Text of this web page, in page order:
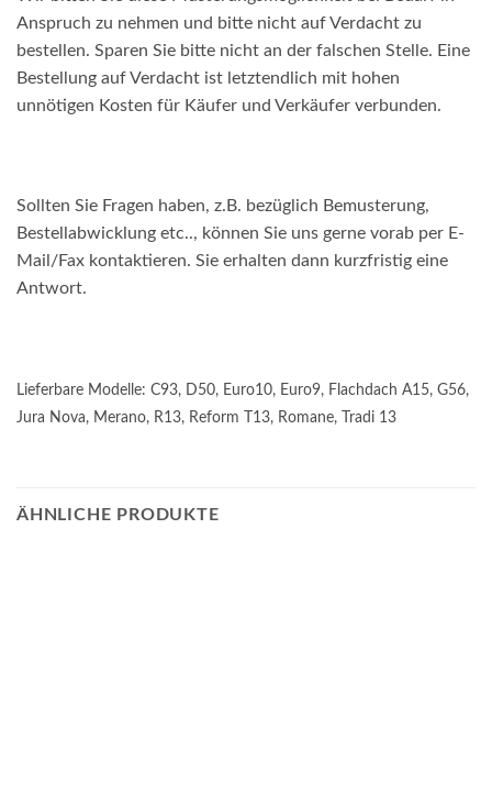
Anspruch zu nehmen und bitte nicht auf Verdacht zu
bestellen. Sparen Sie bitte nicht an der falschen Stelle. Eine
Bestellung auf Verdacht ist letztendlich mit hohen
unnötigen Kosten für Käufer und Verkäufer verbunden.
Sollten Sie Fragen haben, z.B. bezüglich Bemusterung,
Bestellabwicklung etc.., können Sie uns gerne vorab per E-
Mail/Fax kontaktieren. Sie erhalten dann kurzfristig eine
Antwort.
Lieferbare Modelle: C93, D50, Euro10, Euro9, Flachdach A15, G56,
Jura Nova, Merano, R13, Reform T13, Romane, Tradi 13
ÄHNLICHE PRODUKTE